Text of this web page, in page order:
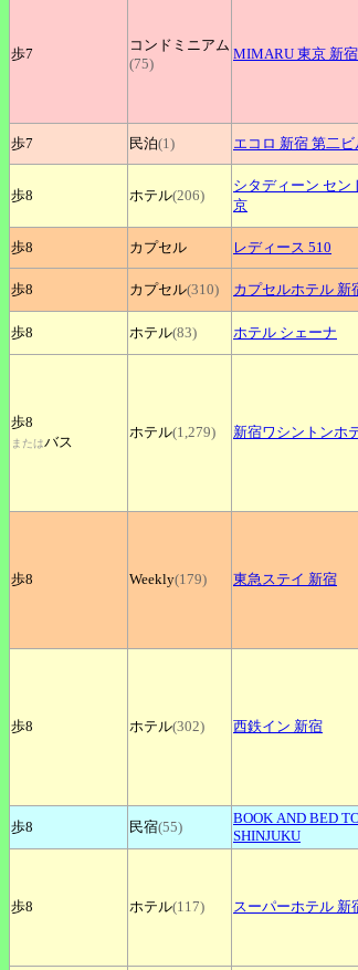
歩7
コンドミニアム
(75)
MIMARU 東京 新
歩7 民泊(1) エコロ 新宿 第二ビ
歩8 ホテル(206)
シタディーン セン
京
歩8 カプセル レディース 510
歩8 カプセル(310) カプセルホテル 新
歩8 ホテル(83) ホテル シェーナ
歩8
またはバス
ホテル(1,279) 新宿ワシントンホ
歩8 Weekly(179) 東急ステイ 新宿
歩8 ホテル(302) 西鉄イン 新宿
歩8 民宿(55)
BOOK AND BED
SHINJUKU
歩8 ホテル(117) スーパーホテル 新